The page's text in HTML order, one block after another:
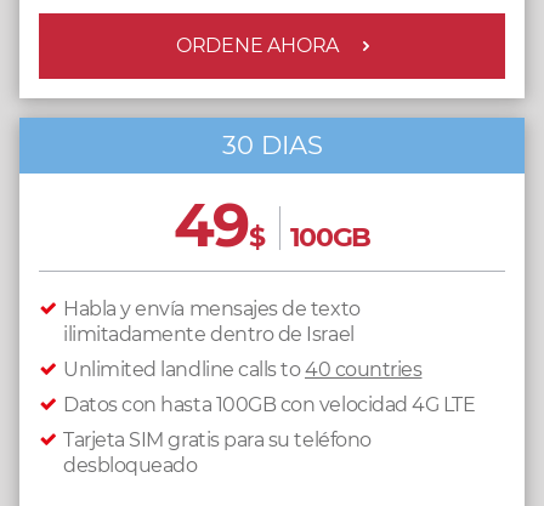
ORDENE AHORA
30 DIAS
49$ 100GB
Habla y envía mensajes de texto
ilimitadamente dentro de Israel
Unlimited landline calls to40 countries
Datos con hasta 100GB con velocidad 4G LTE
Tarjeta SIM gratis para su teléfono
desbloqueado